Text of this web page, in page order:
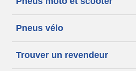
Pneus vélo
Trouver un revendeur